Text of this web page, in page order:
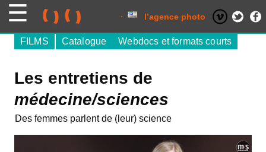
l’agence photo
Les entretiens de
médecine/sciences
FILMS Catalogue Webdocs et formats courts
Des femmes parlent de (leur) science